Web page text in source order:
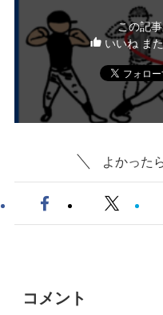
この記
いいね ま
よかった
コメント